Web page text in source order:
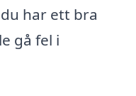
har ett bra
gå fel i